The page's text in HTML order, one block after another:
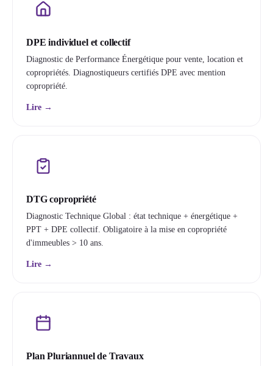
DPE individuel et collectif
Diagnostic de Performance Énergétique pour vente, location et
copropriétés. Diagnostiqueurs certifiés DPE avec mention
copropriété.
Lire →
DTG copropriété
Diagnostic Technique Global : état technique + énergétique +
PPT + DPE collectif. Obligatoire à la mise en copropriété
d'immeubles > 10 ans.
Lire →
Plan Pluriannuel de Travaux